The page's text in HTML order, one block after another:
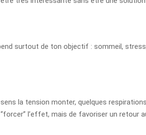
surtout de ton objectif : sommeil,
la tension monter, quelques
l’effet, mais de favoriser un retour